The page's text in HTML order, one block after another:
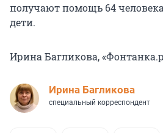
получают помощь 64
дети.
Ирина Багликова,
Ирина Багликова
специальный корреспондент